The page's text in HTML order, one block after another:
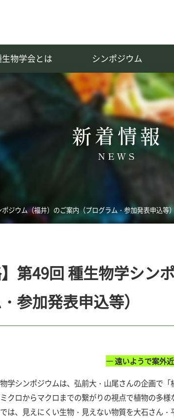
物学会とは
種生物学会会則 種生
シンポジウム
和文誌：種生物学研究 電
新着情報
NEWS
ジウム（福井）のご案内（プログラム・参加発表申込等）
】第49回 種生物学シン
参加発表申込等）
― 遠いようで案外
学シンポジウムは、弘前大・山尾さんの企画で
クロからマクロまでの繋がりの視点で植物の多
は、見えにくい生物・見えない物質を大石さん